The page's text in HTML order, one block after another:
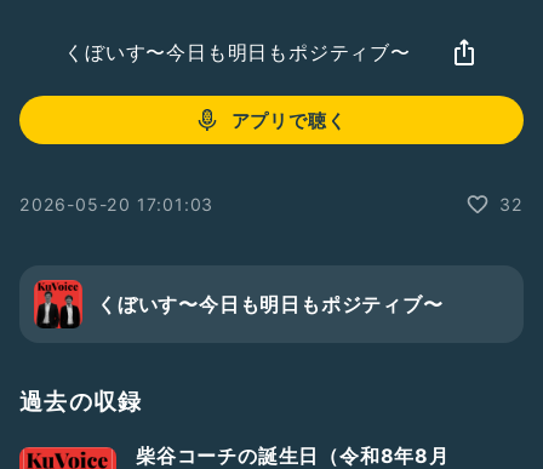
くぼいす〜今日も明日もポジティブ〜
アプリで聴く
2026-05-20 17:01:03 32
くぼいす〜今日も明日もポジティブ〜
過去の収録
柴谷コーチの誕生日（令和8年8月